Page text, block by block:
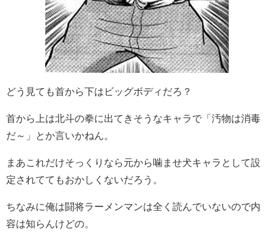
どう見ても首から下はビッグボディだろ？
首から上は北斗の拳に出てきそうなキャラで「汚物は消毒
だ～」とか言いかねん。
まあこれだけそっくりなら元から噛ませ犬キャラとして設
定されててもおかしくないだろう。
ちなみに俺は闘将ラーメンマンは全く読んでいないので内
容は知らんけどの。